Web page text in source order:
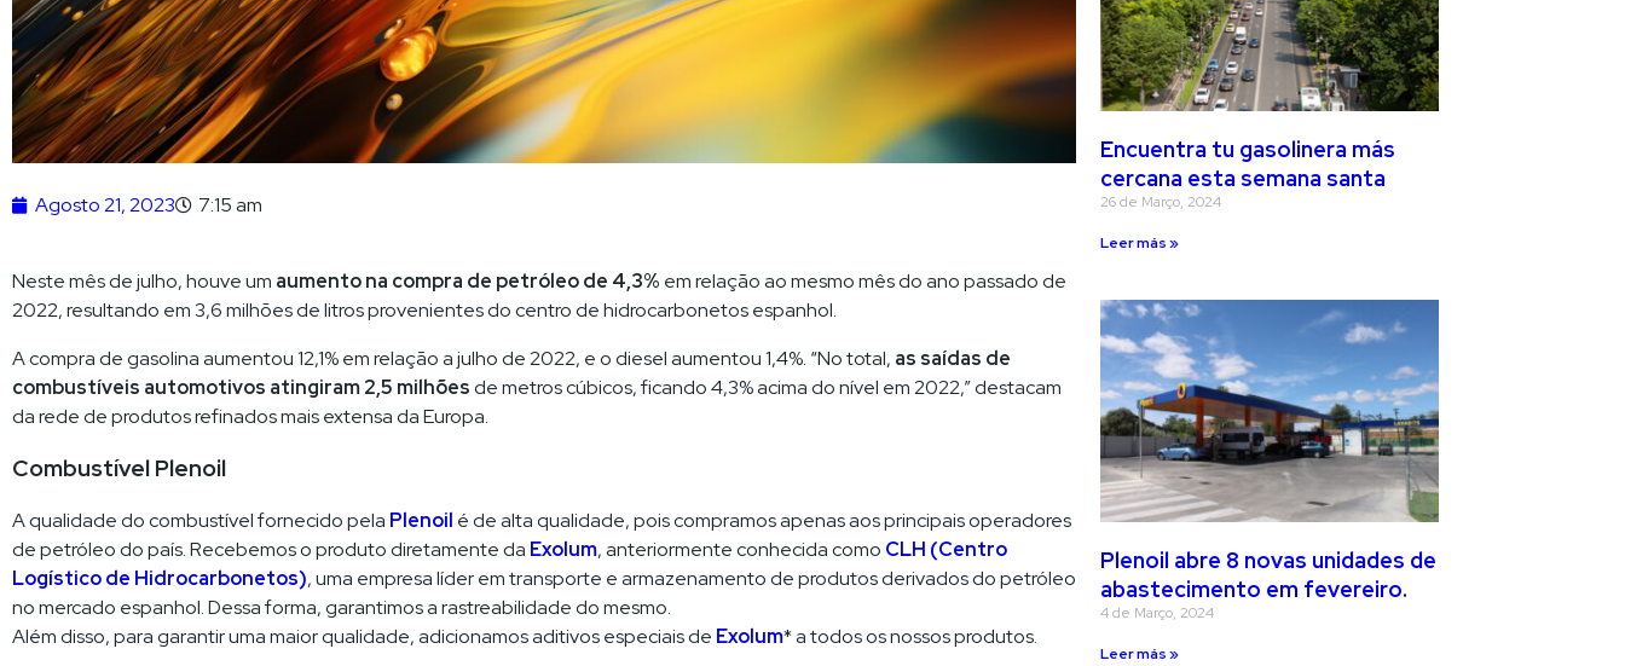
Agosto 21, 2023 7:15 am
Neste mês de julho, houve um aumento na compra de petróleo de 4,3% em relação ao mesmo mês do ano passado de
2022, resultando em 3,6 milhões de litros provenientes do centro de hidrocarbonetos espanhol.
A compra de gasolina aumentou 12,1% em relação a julho de 2022, e o diesel aumentou 1,4%. “No total, as saídas de
combustíveis automotivos atingiram 2,5 milhõesde metros cúbicos, ficando 4,3% acima do nível em 2022,” destacam
da rede de produtos refinados mais extensa da Europa.
Combustível Plenoil
A qualidade do combustível fornecido pela Plenoil é de alta qualidade, pois compramos apenas aos principais operadores
de petróleo do país. Recebemos o produto diretamente da Exolum, anteriormente conhecida como CLH (Centro
Logístico de Hidrocarbonetos), uma empresa líder em transporte e armazenamento de produtos derivados do petróleo
no mercado espanhol. Dessa forma, garantimos a rastreabilidade do mesmo.
Além disso, para garantir uma maior qualidade, adicionamos aditivos especiais de Exolum* a todos os nossos produtos.
Encuentra tu gasolinera más
cercana esta semana santa
26 de Março, 2024
Leer más »
Plenoil abre 8 novas unidades de
abastecimento em fevereiro.
4 de Março, 2024
Leer más »